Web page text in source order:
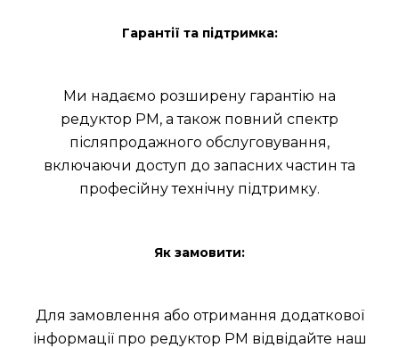
Гарантії та підтримка:
Ми надаємо розширену гарантію на
редуктор РМ, а також повний спектр
післяпродажного обслуговування,
включаючи доступ до запасних частин та
професійну технічну підтримку.
Як замовити:
Для замовлення або отримання додаткової
інформації про редуктор РМ відвідайте наш